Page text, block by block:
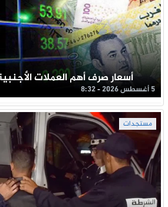
أسعار صرف أهم العملات
5 أغسطس 2026 - 8:32
مستجدات